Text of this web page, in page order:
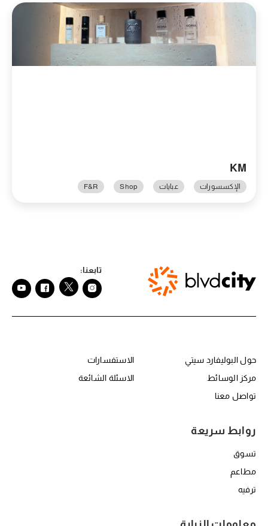
KM
الإكسسورات عبايات Shop
F&R
تابعنا:
حول البوليفارد سيتي
مركز الوسائط
تواصل معنا
الاستفسارات
الاسئلة الشائعة
روابط سريعة
تسوق
مطاعم
ترفيه